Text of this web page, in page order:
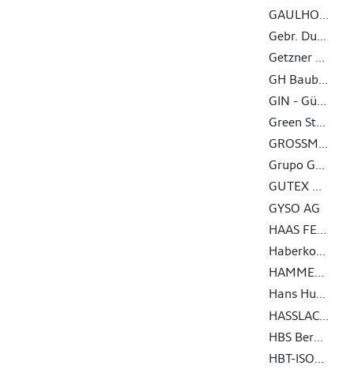
GAULHOFER INDUSTRIE-HOLDING GMBH
Gebr. Dufter GmbH
Getzner Werkstoffe GmbH
GH Baubeschläge GmbH
GIN - Gütegemeinschaft Nagelplattenprodukte e.V. - Interessenverband Nagelplatten e.V.
Green Structures GmbH
GROSSMANN Bau GmbH & Co. KG
Grupo Gámiz
GUTEX Holzfaserplattenwerk
GYSO AG
HAAS FERTIGBAU GMBH
Haberkorn GmbH
HAMMER Holzbautechnik GmbH
Hans Hundegger AG
HASSLACHER Gruppe
HBS Berga GmbH & Co. KG
HBT-ISOL AG